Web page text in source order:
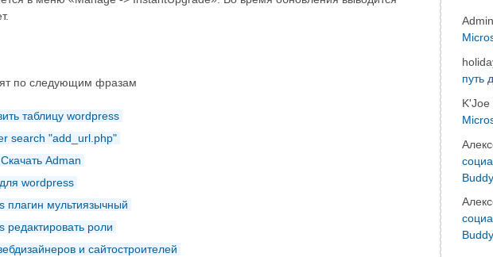
по следующим фразам
таблицу wordpress
search "add_url.php"
Adman
wordpress
плагин мультиязычный
редактировать роли
и сайтостроителей
Admin
путь
K'Joe